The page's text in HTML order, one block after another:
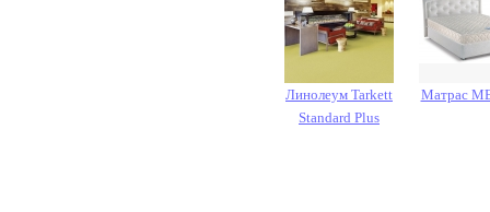
Линолеум Tarkett
Standard Plus
Матрас